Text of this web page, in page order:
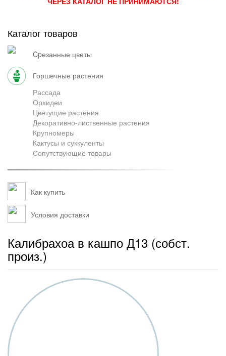
Грузоперевозки
Контакты
Франшиза
Каталог товаров
cpезанные цветы
горшечные растения
Рассада
Орхидеи
Цветущие растения
Декоративно-лиственные растения
Крупномеры
Кактусы и суккуленты
Сопутствующие товары
Как купить
Условия доставки
Калибрахоа в кашпо Д13 (собст.
произ.)